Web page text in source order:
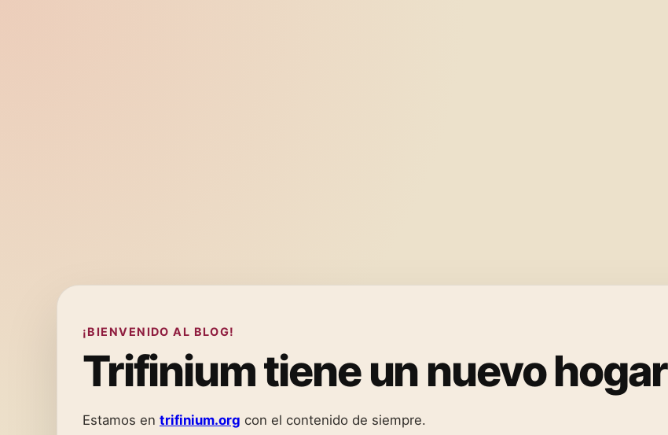
¡BIENVENIDO AL BLOG!
Trifinium tiene un nuevo hogar
Estamos en trifinium.org con el contenido de siempre.